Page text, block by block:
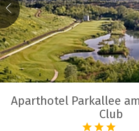
Aparthotel Parkallee
Club